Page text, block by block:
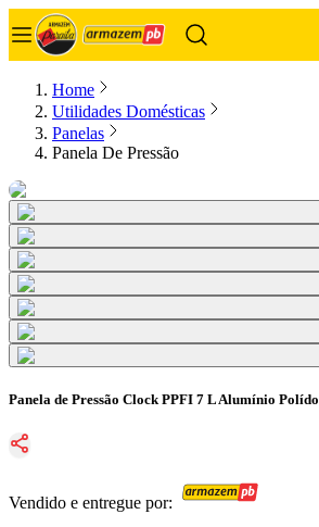
Home
Utilidades Domésticas
Panelas
Panela De Pressão
Panela de Pressão Clock PPFI 7 L Alumínio Polído
Vendido e entregue por: